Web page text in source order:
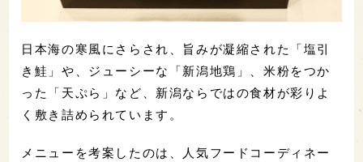
日本海の寒風にさらされ、旨みが凝縮された「塩引
き鮭」や、ジューシーな「新潟地鶏」、米粉をつか
った「天ぷら」など、新潟ならではの食材が彩りよ
く敷き詰められています。
メニューを考案したのは、人気フードコーディネー